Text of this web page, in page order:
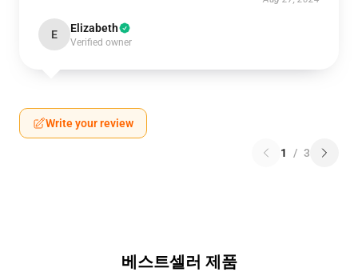
E Elizabeth
Verified owner
Write your review
1 / 3
베스트셀러 제품